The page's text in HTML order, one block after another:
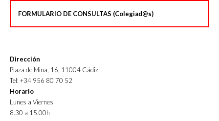
FORMULARIO DE CONSULTAS (Colegiad@s)
Dirección
Plaza de Mina, 16, 11004 Cádiz
Tel: +34 956 80 70 52
Horario
Lunes a Viernes
8.30 a 15.00h